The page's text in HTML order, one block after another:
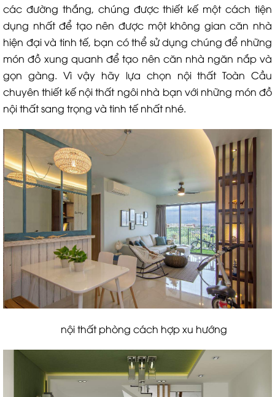
các đường thắng, chúng được thiết kế một cách tiện
dụng nhất để tạo nên được một không gian căn nhà
hiện đại và tinh tế, bạn có thể sử dụng chúng để những
món đồ xung quanh để tạo nên căn nhà ngăn nắp và
gọn gàng. Vì vậy hãy lựa chọn nội thất Toàn Cầu
chuyên thiết kế nội thất ngôi nhà bạn với những món đồ
nội thất sang trọng và tinh tế nhất nhé.
nội thất phòng cách hợp xu hướng